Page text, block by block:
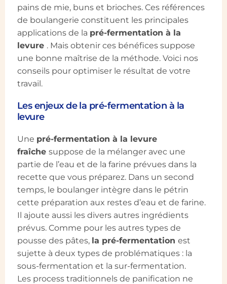
pains de mie, buns et brioches. Ces références
de boulangerie constituent les principales
applications de la pré-fermentation à la
levure . Mais obtenir ces bénéfices suppose
une bonne maîtrise de la méthode. Voici nos
conseils pour optimiser le résultat de votre
travail.
Les enjeux de la pré-fermentation à la
levure
Une pré-fermentation à la levure
fraîche suppose de la mélanger avec une
partie de l’eau et de la farine prévues dans la
recette que vous préparez. Dans un second
temps, le boulanger intègre dans le pétrin
cette préparation aux restes d’eau et de farine.
Il ajoute aussi les divers autres ingrédients
prévus. Comme pour les autres types de
pousse des pâtes, la pré-fermentation est
sujette à deux types de problématiques : la
sous-fermentation et la sur-fermentation.
Les process traditionnels de panification ne